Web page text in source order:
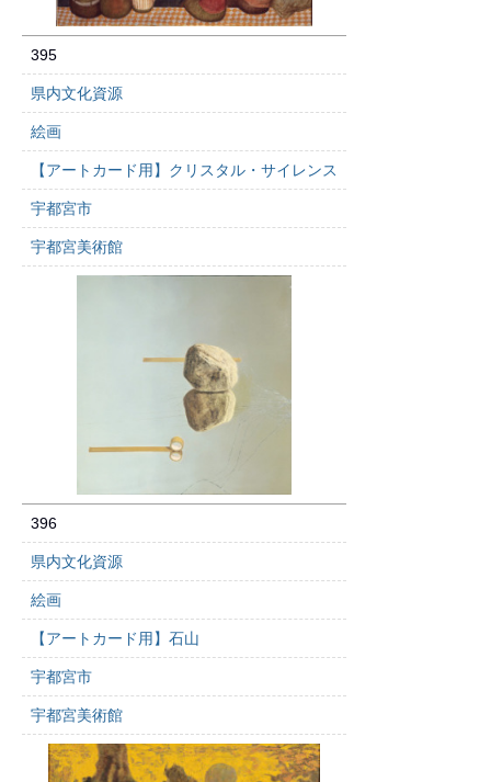
395
県内文化資源
絵画
【アートカード用】クリスタル・サイレンス
宇都宮市
宇都宮美術館
396
県内文化資源
絵画
【アートカード用】石山
宇都宮市
宇都宮美術館